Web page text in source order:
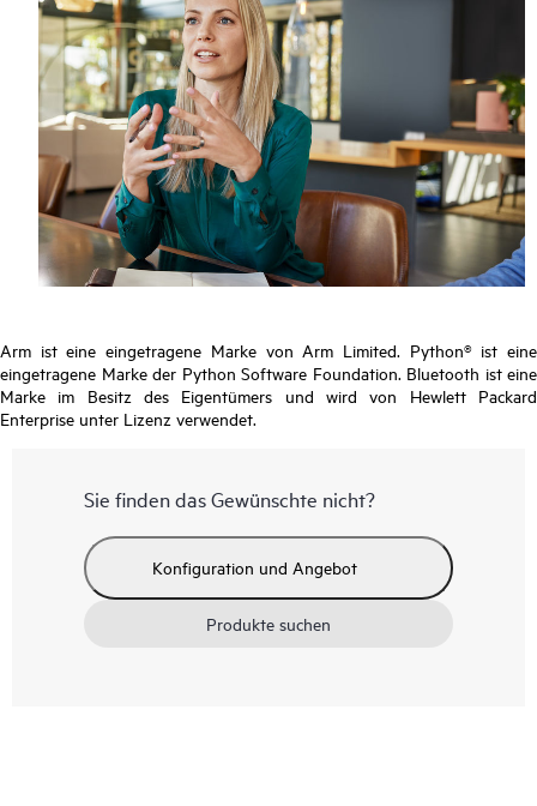
Arm ist eine eingetragene Marke von Arm Limited. Python® ist eine
eingetragene Marke der Python Software Foundation. Bluetooth ist eine
Marke im Besitz des Eigentümers und wird von Hewlett Packard
Enterprise unter Lizenz verwendet.
Sie finden das Gewünschte nicht?
Konfiguration und Angebot
Produkte suchen